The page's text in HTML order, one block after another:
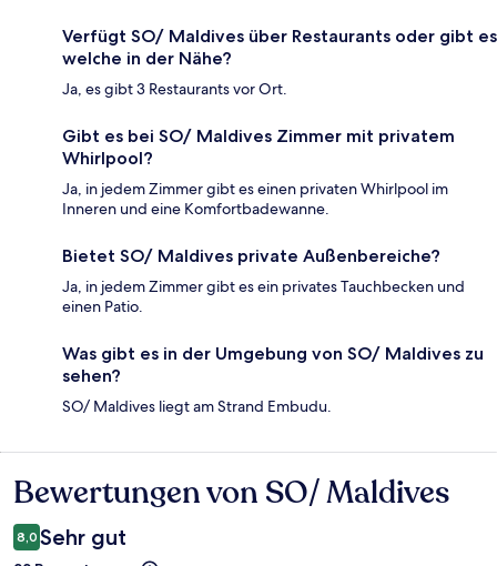
Verfügt SO/ Maldives über Restaurants oder gibt es
welche in der Nähe?
Ja, es gibt 3 Restaurants vor Ort.
Gibt es bei SO/ Maldives Zimmer mit privatem
Whirlpool?
Ja, in jedem Zimmer gibt es einen privaten Whirlpool im
Inneren und eine Komfortbadewanne.
Bietet SO/ Maldives private Außenbereiche?
Ja, in jedem Zimmer gibt es ein privates Tauchbecken und
einen Patio.
Was gibt es in der Umgebung von SO/ Maldives zu
sehen?
SO/ Maldives liegt am Strand Embudu.
Bewertungen
Bewertungen von SO/ Maldives
8,0 Sehr gut